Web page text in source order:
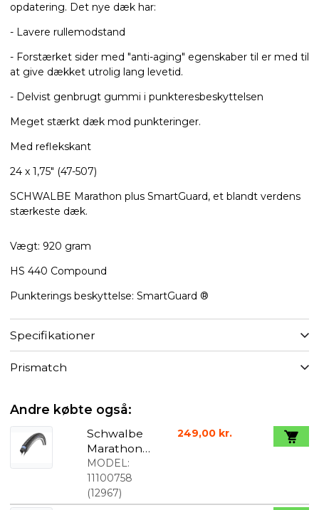
opdatering. Det nye dæk har:
- Lavere rullemodstand
- Forstærket sider med "anti-aging" egenskaber til er med til
at give dækket utrolig lang levetid.
- Delvist genbrugt gummi i punkteresbeskyttelsen
Meget stærkt dæk mod punkteringer.
Med reflekskant
24 x 1,75" (47-507)
SCHWALBE Marathon plus SmartGuard, et blandt verdens
stærkeste dæk.
Vægt: 920 gram
HS 440 Compound
Punkterings beskyttelse: SmartGuard ®
Specifikationer
Prismatch
Andre købte også:
Schwalbe
Marathon
Plus
20"x1,75"
(47-406)
MODEL:
11100758
(12967)
249,00 kr.